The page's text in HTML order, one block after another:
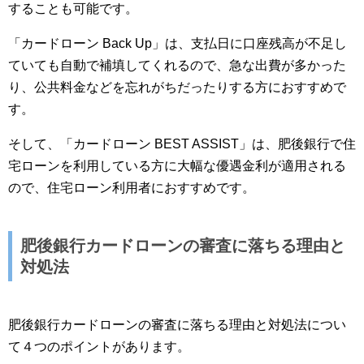
することも可能です。
「カードローン Back Up」は、支払日に口座残高が不足し
ていても自動で補填してくれるので、急な出費が多かった
り、公共料金などを忘れがちだったりする方におすすめで
す。
そして、「カードローン BEST ASSIST」は、肥後銀行で住
宅ローンを利用している方に大幅な優遇金利が適用される
ので、住宅ローン利用者におすすめです。
肥後銀行カードローンの審査に落ちる理由と
対処法
肥後銀行カードローンの審査に落ちる理由と対処法につい
て４つのポイントがあります。